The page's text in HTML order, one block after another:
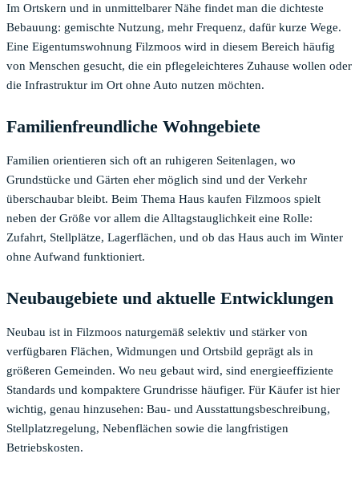
Im Ortskern und in unmittelbarer Nähe findet man die dichteste
Bebauung: gemischte Nutzung, mehr Frequenz, dafür kurze Wege.
Eine Eigentumswohnung Filzmoos wird in diesem Bereich häufig
von Menschen gesucht, die ein pflegeleichteres Zuhause wollen oder
die Infrastruktur im Ort ohne Auto nutzen möchten.
Familienfreundliche Wohngebiete
Familien orientieren sich oft an ruhigeren Seitenlagen, wo
Grundstücke und Gärten eher möglich sind und der Verkehr
überschaubar bleibt. Beim Thema Haus kaufen Filzmoos spielt
neben der Größe vor allem die Alltagstauglichkeit eine Rolle:
Zufahrt, Stellplätze, Lagerflächen, und ob das Haus auch im Winter
ohne Aufwand funktioniert.
Neubaugebiete und aktuelle Entwicklungen
Neubau ist in Filzmoos naturgemäß selektiv und stärker von
verfügbaren Flächen, Widmungen und Ortsbild geprägt als in
größeren Gemeinden. Wo neu gebaut wird, sind energieeffiziente
Standards und kompaktere Grundrisse häufiger. Für Käufer ist hier
wichtig, genau hinzusehen: Bau- und Ausstattungsbeschreibung,
Stellplatzregelung, Nebenflächen sowie die langfristigen
Betriebskosten.